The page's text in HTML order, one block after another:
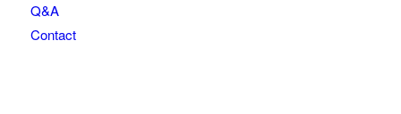
Q&A
Contact